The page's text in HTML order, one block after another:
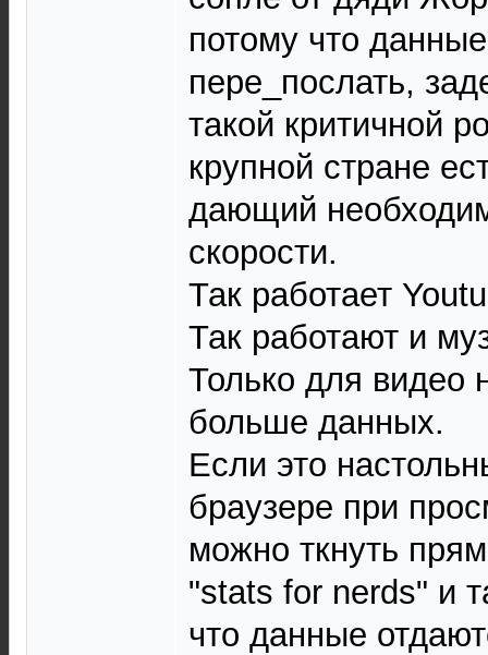
потому что
пере_послать,
такой критичной
крупной стране
дающий
скорости.
Так работает
Так работают и
Только для видео
больше данных.
Если это
браузере при
можно ткнуть
"stats for nerds" и
что данные